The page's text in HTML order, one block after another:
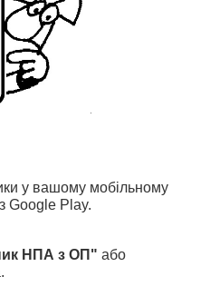
у вашому мобільному
Google Play.
НПА з ОП" або